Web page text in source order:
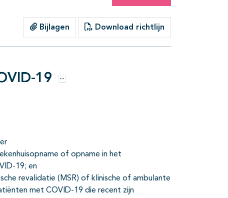
Bijlagen Download richtlijn
19 Opties
of opname in het
19; en
revalidatie (MSR) of klinische of ambulante
met COVID-19 die recent zijn